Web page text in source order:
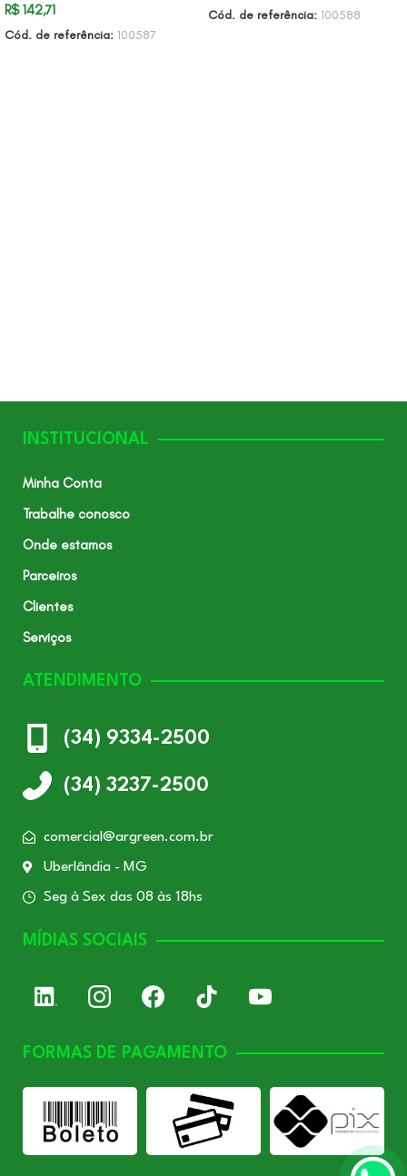
R$142,71
Cód. de referência: 100587
Cód. de referência: 100588
INSTITUCIONAL
Minha Conta
Trabalhe conosco
Onde estamos
Parceiros
Clientes
Serviços
ATENDIMENTO
(34) 9334-2500
(34) 3237-2500
comercial@argreen.com.br
Uberlândia - MG
Seg à Sex das 08 às 18hs
MÍDIAS SOCIAIS
FORMAS DE PAGAMENTO